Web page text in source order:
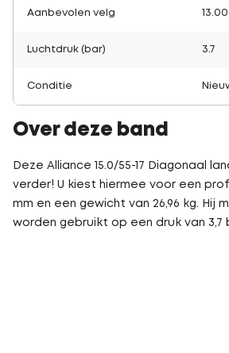
Aanbevolen velg 13.00
Luchtdruk (bar) 3.7
Conditie
Over deze band
Deze Alliance 15.0/55-17 Diagonaal
verder! U kiest hiermee voor een
mm en een gewicht van 26,96 kg. Hij
worden gebruikt op een druk van 3,7